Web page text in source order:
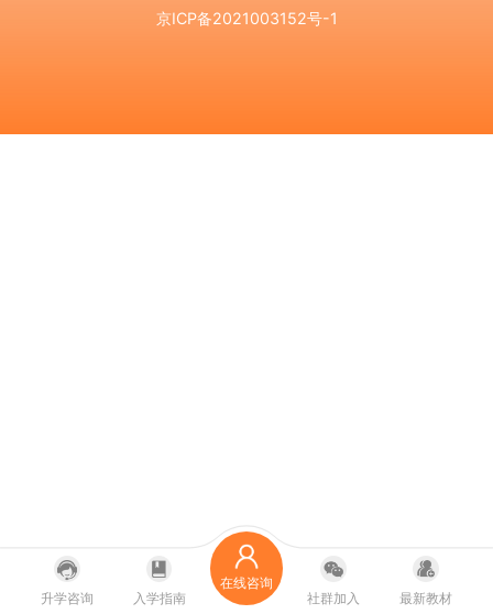
京ICP备2021003152号-1
升学咨询 入学指南
在线咨询
社群加入
最新教材